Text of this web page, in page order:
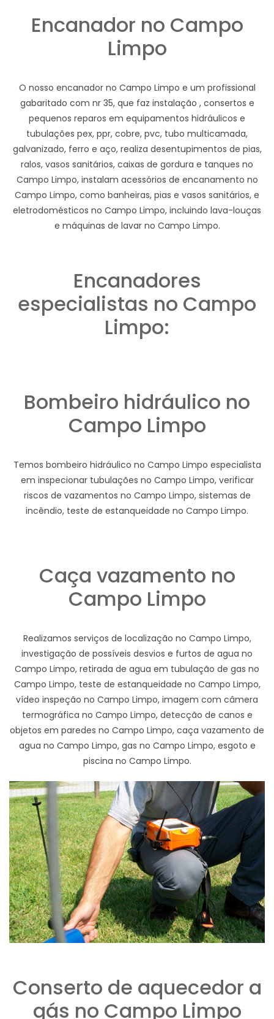
Encanador no Campo
Limpo
O nosso encanador no Campo Limpo e um profissional
gabaritado com nr 35, que faz instalação , consertos e
pequenos reparos em equipamentos hidráulicos e
tubulações pex, ppr, cobre, pvc, tubo multicamada,
galvanizado, ferro e aço, realiza desentupimentos de pias,
ralos, vasos sanitários, caixas de gordura e tanques no
Campo Limpo, instalam acessórios de encanamento no
Campo Limpo, como banheiras, pias e vasos sanitários, e
eletrodomésticos no Campo Limpo, incluindo lava-louças
e máquinas de lavar no Campo Limpo.
Encanadores
especialistas no Campo
Limpo:
Bombeiro hidráulico no
Campo Limpo
Temos bombeiro hidráulico no Campo Limpo especialista
em inspecionar tubulações no Campo Limpo, verificar
riscos de vazamentos no Campo Limpo, sistemas de
incêndio, teste de estanqueidade no Campo Limpo.
Caça vazamento no
Campo Limpo
Realizamos serviços de localização no Campo Limpo,
investigação de possíveis desvios e furtos de agua no
Campo Limpo, retirada de agua em tubulação de gas no
Campo Limpo, teste de estanqueidade no Campo Limpo,
vídeo inspeção no Campo Limpo, imagem com câmera
termográfica no Campo Limpo, detecção de canos e
objetos em paredes no Campo Limpo, caça vazamento de
agua no Campo Limpo, gas no Campo Limpo, esgoto e
piscina no Campo Limpo.
Conserto de aquecedor a
gás no Campo Limpo